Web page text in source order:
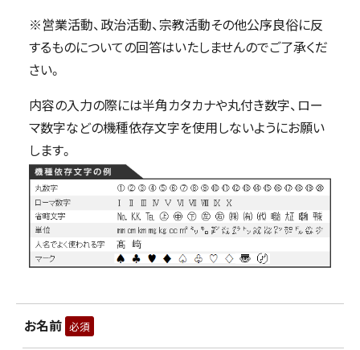
※営業活動、政治活動、宗教活動その他公序良俗に反
するものについての回答はいたしませんのでご了承くだ
さい。
内容の入力の際には半角カタカナや丸付き数字、ロー
マ数字などの機種依存文字を使用しないようにお願い
します。
お名前 必須